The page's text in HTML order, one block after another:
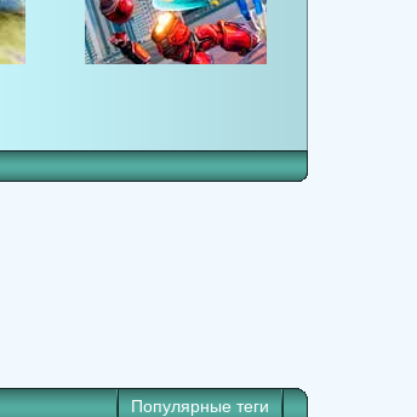
Популярные теги